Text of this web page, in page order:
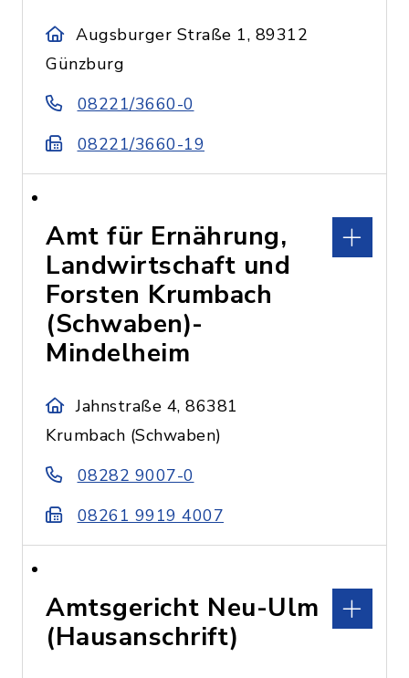
Augsburger Straße 1, 89312
Günzburg
08221/3660-0
08221/3660-19
Amt für Ernährung,
Landwirtschaft und
Forsten Krumbach
(Schwaben)-
Mindelheim
Jahnstraße 4, 86381
Krumbach (Schwaben)
08282 9007-0
08261 9919 4007
Amtsgericht Neu-Ulm
(Hausanschrift)